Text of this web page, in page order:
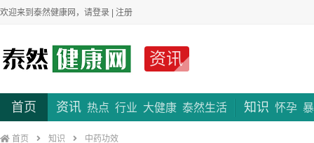
欢迎来到泰然健康网，请登录 | 注册
资讯
首页 资讯 热点 行业 大健康 泰然生活 知识 怀孕
首页 知识 中药功效